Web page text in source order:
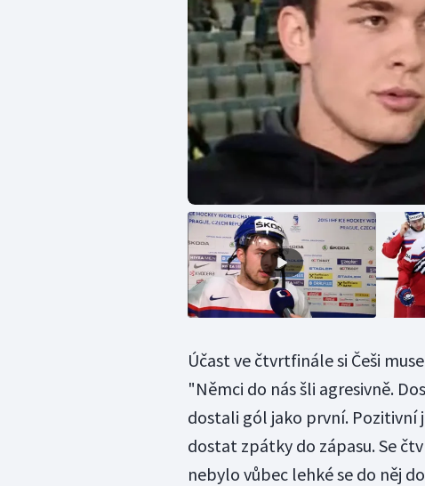
Účast ve čtvrtfinále si Češi
"Němci do nás šli agresivně.
dostali gól jako první. Pozitivní
dostat zpátky do zápasu. Se
nebylo vůbec lehké se do něj